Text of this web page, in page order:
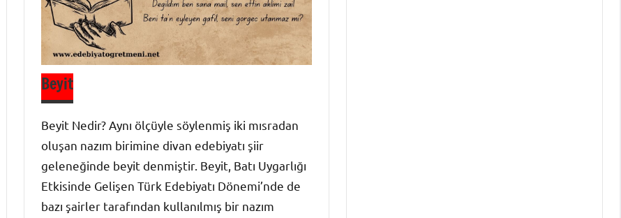
Beyit
Beyit Nedir? Aynı ölçüyle söylenmiş iki mısradan
oluşan nazım birimine divan edebiyatı şiir
geleneğinde beyit denmiştir. Beyit, Batı Uygarlığı
Etkisinde Gelişen Türk Edebiyatı Dönemi’nde de
bazı şairler tarafından kullanılmış bir nazım